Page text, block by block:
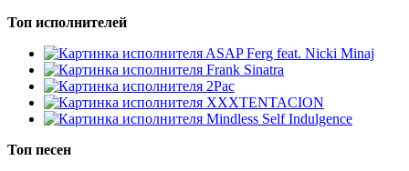
Топ исполнителей
ASAP Ferg feat. Nicki Minaj
Frank Sinatra
2Pac
XXXTENTACION
Mindless Self Indulgence
Топ песен